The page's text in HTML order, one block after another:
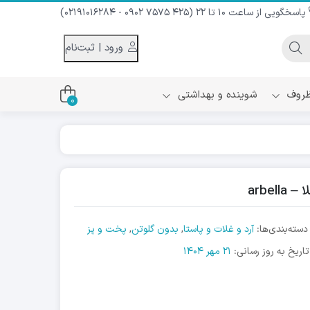
پاسخگویی از ساعت 10 تا 22 (425 7575 0902 - 02191016284)
سرد
شوینده و بهداشتی
لباس
0
دسته‌بندی‌ها:آرد و غلات و پاستا, بدون گلوتن, پخت و پز
تاریخ به روز رسانی: 21 مهر 1404